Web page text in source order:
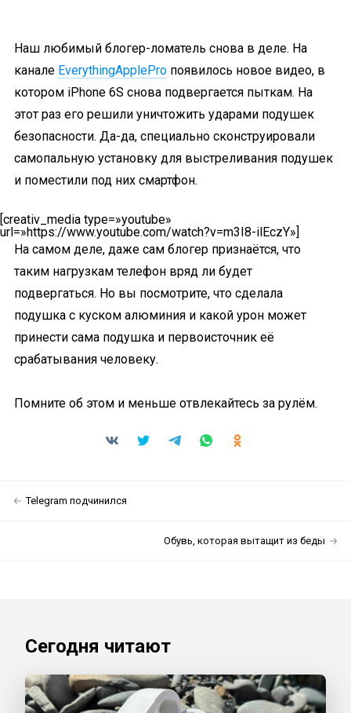
Наш любимый блогер-ломатель снова в деле. На
канале EverythingApplePro появилось новое видео, в
котором iPhone 6S снова подвергается пыткам. На
этот раз его решили уничтожить ударами подушек
безопасности. Да-да, специально сконструировали
самопальную установку для выстреливания подушек
и поместили под них смартфон.
[creativ_media type=»youtube»
url=»https://www.youtube.com/watch?v=m3I8-ilEczY»]
На самом деле, даже сам блогер признаётся, что
таким нагрузкам телефон вряд ли будет
подвергаться. Но вы посмотрите, что сделала
подушка с куском алюминия и какой урон может
принести сама подушка и первоисточник её
срабатывания человеку.
Помните об этом и меньше отвлекайтесь за рулём.
Telegram подчинился
Обувь, которая вытащит из беды
Сегодня читают